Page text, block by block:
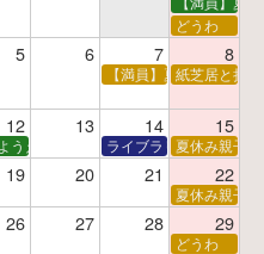
どうわ
5 6 7 8
クショップ 【満員】夏休み科学あ
紙芝居と折
12 13 14 15
はなし工作会
うえほん ライブラリーシアター
夏休み親子
19 20 21 22
立100年 夏休み親子
26 27 28 29
どうわ